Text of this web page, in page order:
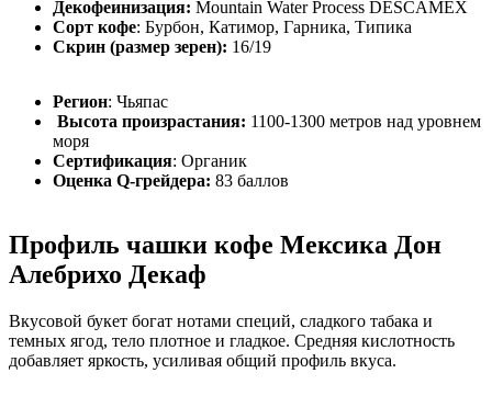
Декофеинизация: Mountain Water Process DESCAMEX
Сорт кофе: Бурбон, Катимор, Гарника, Типика
Скрин (размер зерен): 16/19
Регион: Чьяпас
Высота произрастания: 1100-1300 метров над уровнем
моря
Сертификация: Органик
Оценка Q-грейдера: 83 баллов
Профиль чашки кофе Мексика Дон
Алебрихо Декаф
Вкусовой букет богат нотами специй, сладкого табака и
темных ягод, тело плотное и гладкое. Средняя кислотность
добавляет яркость, усиливая общий профиль вкуса.